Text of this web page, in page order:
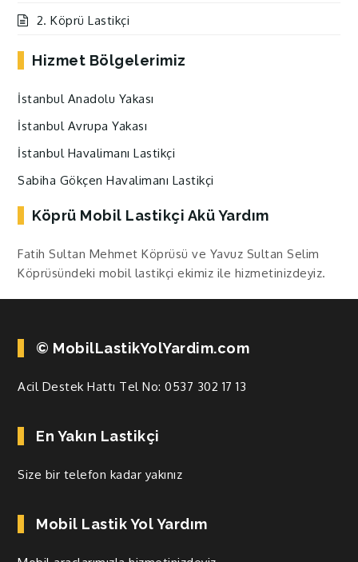
2. Köprü Lastikçi
Hizmet Bölgelerimiz
İstanbul Anadolu Yakası
İstanbul Avrupa Yakası
İstanbul Havalimanı Lastikçi
Sabiha Gökçen Havalimanı Lastikçi
Köprü Mobil Lastikçi Akü Yardım
Fatih Sultan Mehmet Köprüsü ve Yavuz Sultan Selim
Köprüsündeki mobil lastikçi ekimiz ile hizmetinizdeyiz.
© MobilLastikYolYardim.com
Acil Destek Hattı Tel No:0537 302 17 13
En Yakın Lastikçi
Size bir telefon kadar yakınız
Mobil Lastik Yol Yardım